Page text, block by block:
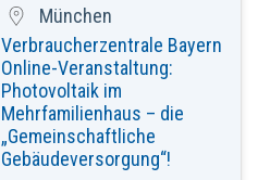
München
Verbraucherzentrale Bayern
Online-Veranstaltung:
Photovoltaik im
Mehrfamilienhaus – die
„Gemeinschaftliche
Gebäudeversorgung“!